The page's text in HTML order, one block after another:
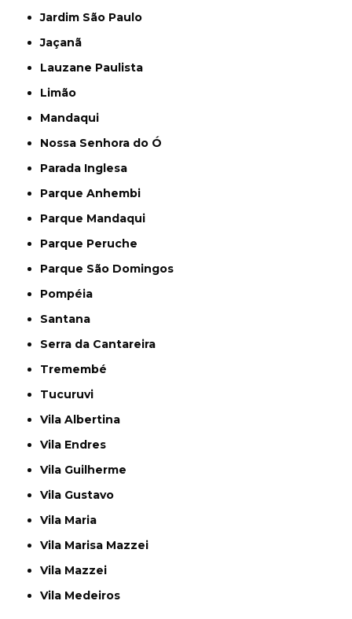
Jardim São Paulo
Jaçanã
Lauzane Paulista
Limão
Mandaqui
Nossa Senhora do Ó
Parada Inglesa
Parque Anhembi
Parque Mandaqui
Parque Peruche
Parque São Domingos
Pompéia
Santana
Serra da Cantareira
Tremembé
Tucuruvi
Vila Albertina
Vila Endres
Vila Guilherme
Vila Gustavo
Vila Maria
Vila Marisa Mazzei
Vila Mazzei
Vila Medeiros